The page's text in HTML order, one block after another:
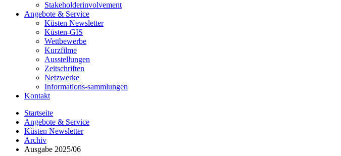
Stakeholderinvolvement
Angebote & Service
Küsten Newsletter
Küsten-GIS
Wettbewerbe
Kurzfilme
Ausstellungen
Zeitschriften
Netzwerke
Informations-sammlungen
Kontakt
Startseite
Angebote & Service
Küsten Newsletter
Archiv
Ausgabe 2025/06